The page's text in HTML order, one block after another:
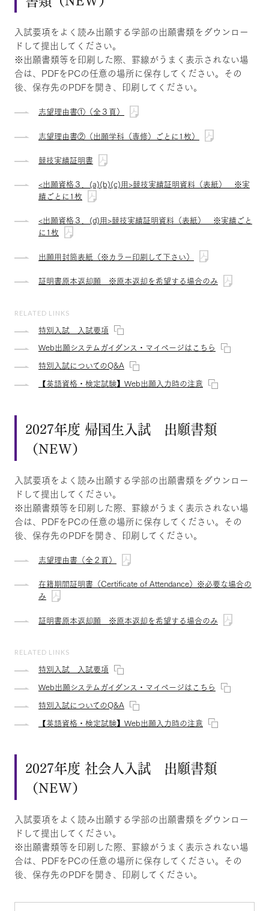
入試要項をよく読み出願する学部の出願書類をダウンロー
ドして提出してください。
※出願書類等を印刷した際、罫線がうまく表示されない場
合は、PDFをPCの任意の場所に保存してください。その
後、保存先のPDFを開き、印刷してください。
志望理由書①（全３頁）
志望理由書②（出願学科（専修）ごとに1枚）
競技実績証明書
<出願資格３．(a)(b)(c)用>競技実績証明資料（表紙） ※実
績ごとに1枚
<出願資格３．(d)用>競技実績証明資料（表紙） ※実績ごと
に1枚
出願用封筒表紙（※カラー印刷して下さい）
証明書原本返却願 ※原本返却を希望する場合のみ
RELATED LINKS
特別入試 入試要項
Web出願システムガイダンス・マイページはこちら
特別入試についてのQ&A
【英語資格・検定試験】Web出願入力時の注意
2027年度 帰国生入試 出願書類
（NEW）
入試要項をよく読み出願する学部の出願書類をダウンロー
ドして提出してください。
※出願書類等を印刷した際、罫線がうまく表示されない場
合は、PDFをPCの任意の場所に保存してください。その
後、保存先のPDFを開き、印刷してください。
志望理由書（全２頁）
在籍期間証明書（Certificate of Attendance）※必要な場合の
み
証明書原本返却願 ※原本返却を希望する場合のみ
RELATED LINKS
特別入試 入試要項
Web出願システムガイダンス・マイページはこちら
特別入試についてのQ&A
【英語資格・検定試験】Web出願入力時の注意
2027年度 社会人入試 出願書類
（NEW）
入試要項をよく読み出願する学部の出願書類をダウンロー
ドして提出してください。
※出願書類等を印刷した際、罫線がうまく表示されない場
合は、PDFをPCの任意の場所に保存してください。その
後、保存先のPDFを開き、印刷してください。